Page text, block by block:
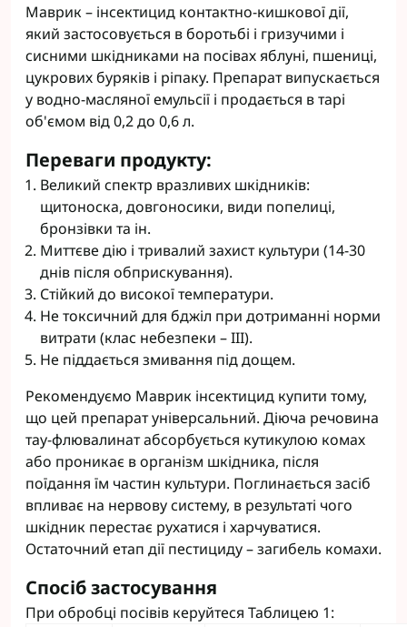
Маврик – інсектицид контактно-кишкової дії,
який застосовується в боротьбі і гризучими і
сисними шкідниками на посівах яблуні, пшениці,
цукрових буряків і ріпаку. Препарат випускається
у водно-масляної емульсії і продається в тарі
об'ємом від 0,2 до 0,6 л.
Переваги продукту:
Великий спектр вразливих шкідників:
щитоноска, довгоносики, види попелиці,
бронзівки та ін.
Миттєве дію і тривалий захист культури (14-30
днів після обприскування).
Стійкий до високої температури.
Не токсичний для бджіл при дотриманні норми
витрати (клас небезпеки – III).
Не піддається змивання під дощем.
Рекомендуємо Маврик інсектицид купити тому,
що цей препарат універсальний. Діюча речовина
тау-флювалинат абсорбується кутикулою комах
або проникає в організм шкідника, після
поїдання їм частин культури. Поглинається засіб
впливає на нервову систему, в результаті чого
шкідник перестає рухатися і харчуватися.
Остаточний етап дії пестициду – загибель комахи.
Спосіб застосування
При обробці посівів керуйтеся Таблицею 1: